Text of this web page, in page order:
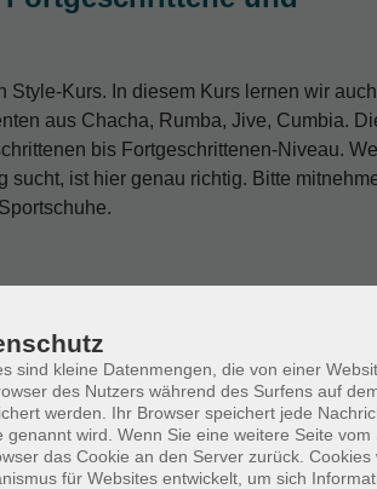
Kurs. In diesem Kurs lernen wir auch
aus Chacha, Rumba, Jive, Cumbia.
bis Fortgeschrittenen-Niveau.
sucht, ist hier genau richtig. Bitte
Ort / Raum
19:00 Uhr
Altes Feuerhaus,
Raum 3.03
sind kleine Datenmengen, die von einer
des Nutzers während des Surfens auf
werden. Ihr Browser speichert jede
genannt wird. Wenn Sie eine weitere Seite
das Cookie an den Server zurück.
für Websites entwickelt, um sich